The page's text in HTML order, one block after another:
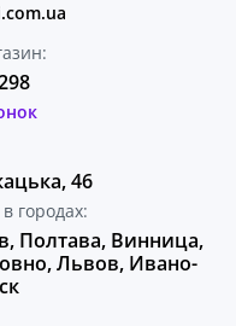
46
городах:
Львов, Ивано-